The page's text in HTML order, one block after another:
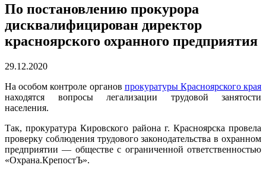
По постановлению прокурора
дисквалифицирован директор
красноярского охранного предприятия
29.12.2020
На особом контроле органов прокуратуры Красноярского края
находятся вопросы легализации трудовой занятости
населения.
Так, прокуратура Кировского района г. Красноярска провела
проверку соблюдения трудового законодательства в охранном
предприятии — обществе с ограниченной ответственностью
«Охрана.КрепостЪ».